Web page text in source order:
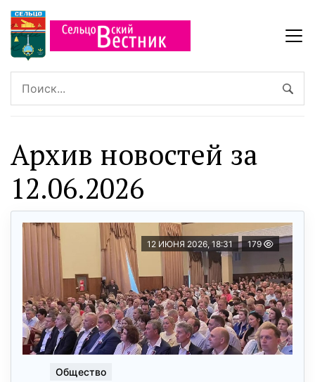
Архив новостей за
12.06.2026
12 ИЮНЯ 2026, 18:31 179
Общество